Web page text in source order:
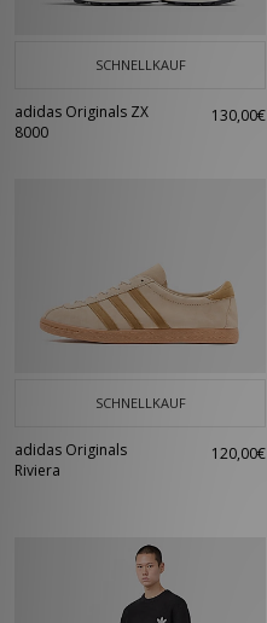
SCHNELLKAUF
adidas Originals ZX
8000
130,00€
SCHNELLKAUF
adidas Originals
Riviera
120,00€